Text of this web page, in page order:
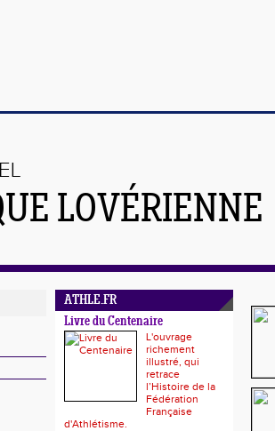
LOVÉRIENNE
ATHLE.FR
Livre du Centenaire
L'ouvrage
richement
illustré, qui
retrace
l’Histoire de la
Fédération
Française
d'Athlétisme.